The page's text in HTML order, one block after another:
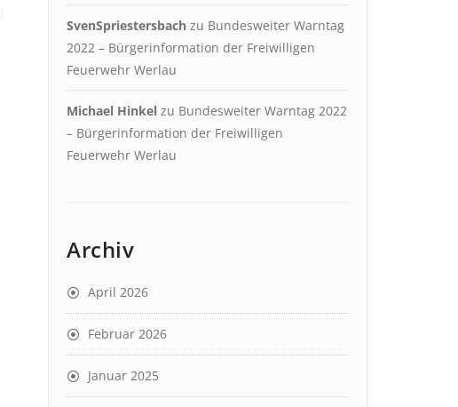
SvenSpriestersbach zu Bundesweiter Warntag
2022 – Bürgerinformation der Freiwilligen
Feuerwehr Werlau
Michael Hinkel zu Bundesweiter Warntag 2022
– Bürgerinformation der Freiwilligen
Feuerwehr Werlau
Archiv
April 2026
Februar 2026
Januar 2025